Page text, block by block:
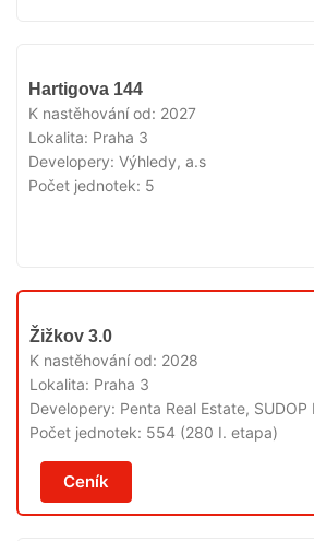
Hartigova 144
K nastěhování od: 2027
Lokalita: Praha 3
Developery: Výhledy, a.s
Počet jednotek: 5
Žižkov 3.0
K nastěhování od: 2028
Lokalita: Praha 3
Developery: Penta Real Estate, SUDOP
Počet jednotek: 554 (280 I. etapa)
Ceník